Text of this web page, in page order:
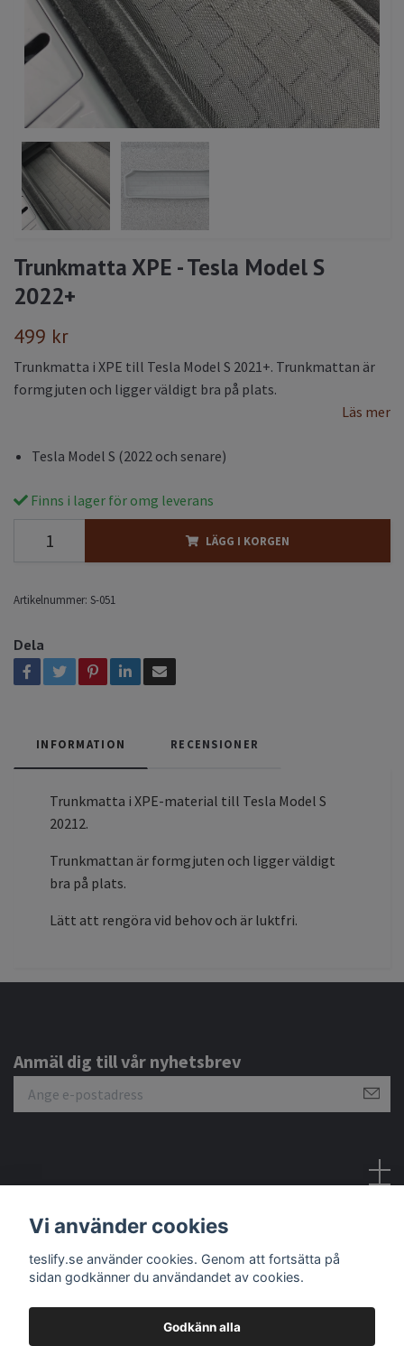
Trunkmatta XPE - Tesla Model S
2022+
499 kr
Trunkmatta i XPE till Tesla Model S 2021+. Trunkmattan är
formgjuten och ligger väldigt bra på plats.
Läs mer
Tesla Model S (2022 och senare)
Finns i lager för omg leverans
LÄGG I KORGEN
Artikelnummer: S-051
Dela
INFORMATION RECENSIONER
Trunkmatta i XPE-material till Tesla Model S
20212.
Trunkmattan är formgjuten och ligger väldigt
bra på plats.
Lätt att rengöra vid behov och är luktfri.
Anmäl dig till vår nyhetsbrev
Vi använder cookies
teslify.se använder cookies. Genom att fortsätta på
sidan godkänner du användandet av cookies.
Godkänn alla